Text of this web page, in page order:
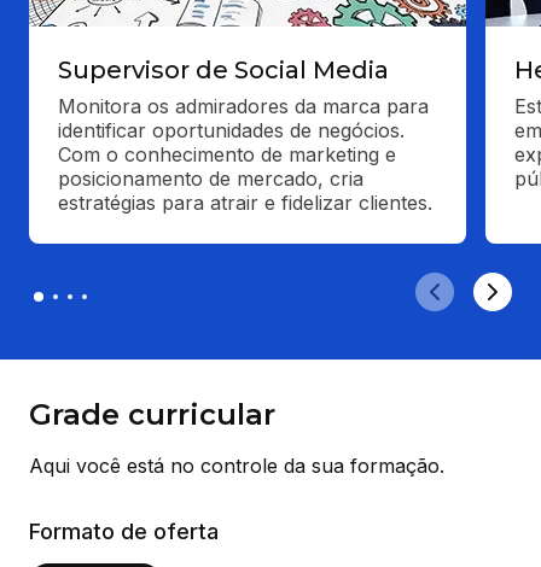
Supervisor de Social Media
Monitora os admiradores da marca para
identificar oportunidades de negócios.
Com o conhecimento de marketing e
posicionamento de mercado, cria
estratégias para atrair e fidelizar clientes.
Grade curricular
Aqui você está no controle da sua formação.
Formato de oferta